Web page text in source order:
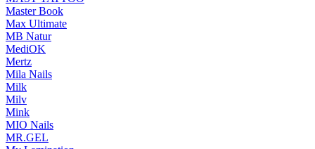
Master Book
Max Ultimate
MB Natur
MediOK
Mertz
Mila Nails
Milk
Milv
Mink
MIO Nails
MR.GEL